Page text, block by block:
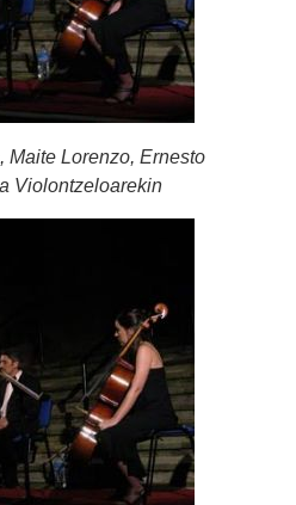
Maite Lorenzo, Ernesto
Violontzeloarekin